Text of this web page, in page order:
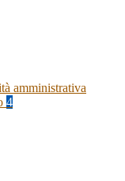
amministrativa
4